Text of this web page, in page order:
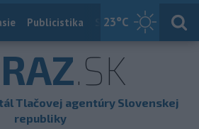
23°C
Publicistika Slovensko
.SK
Tlačovej agentúry Slovenskej
republiky